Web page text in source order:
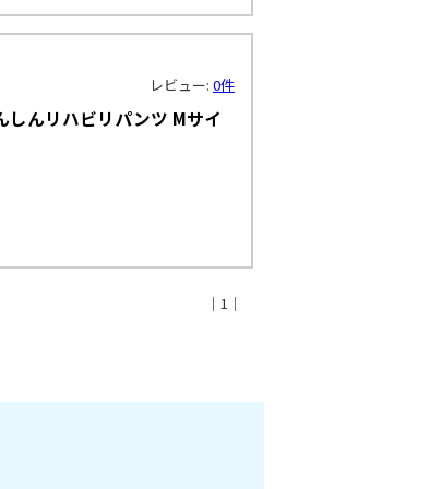
レビュー: 0件
しんリハビリパンツ Mサイ
｜1｜